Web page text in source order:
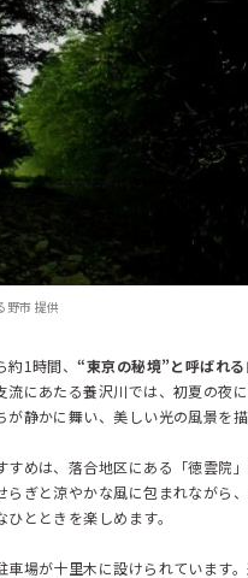
野市 提供
約1時間、“東京の秘境”と呼ばれ
流にあたる養沢川では、初夏の夜
が静かに舞い、美しい光の風景を描
すめは、落合地区にある「徳雲院
らぎと涼やかな風に包まれながら
ひとときを楽しめます。
車場が十里木に設けられています。